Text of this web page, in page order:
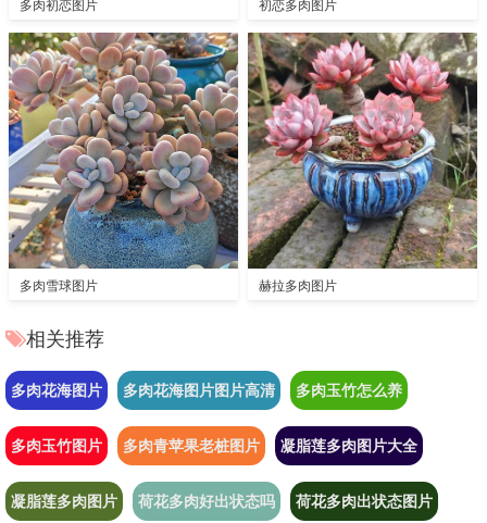
多肉初恋图片 初恋多肉图片
多肉雪球图片 赫拉多肉图片
相关推荐
多肉花海图片 多肉花海图片图片高清 多肉玉竹怎么养
多肉玉竹图片 多肉青苹果老桩图片 凝脂莲多肉图片大全
凝脂莲多肉图片 荷花多肉好出状态吗 荷花多肉出状态图片